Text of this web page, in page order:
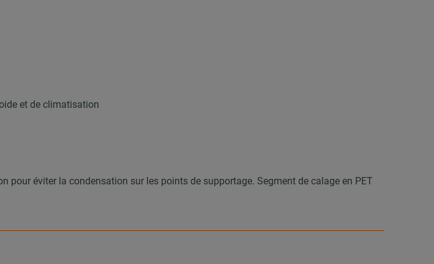
et de climatisation
éviter la condensation sur les points de supportage. Segment de calage en PET